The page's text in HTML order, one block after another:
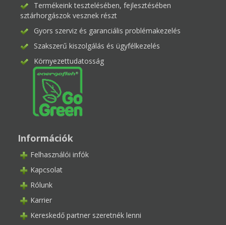
Termékeink tesztelésében, fejlesztésében
sztárhorgászok vesznek részt
Gyors szerviz és garanciális problémakezelés
Szakszerű kiszolgálás és ügyfélkezelés
Környezettudatosság
Információk
Felhasználói infók
Kapcsolat
Rólunk
Karrier
Kereskedő partner szeretnék lenni